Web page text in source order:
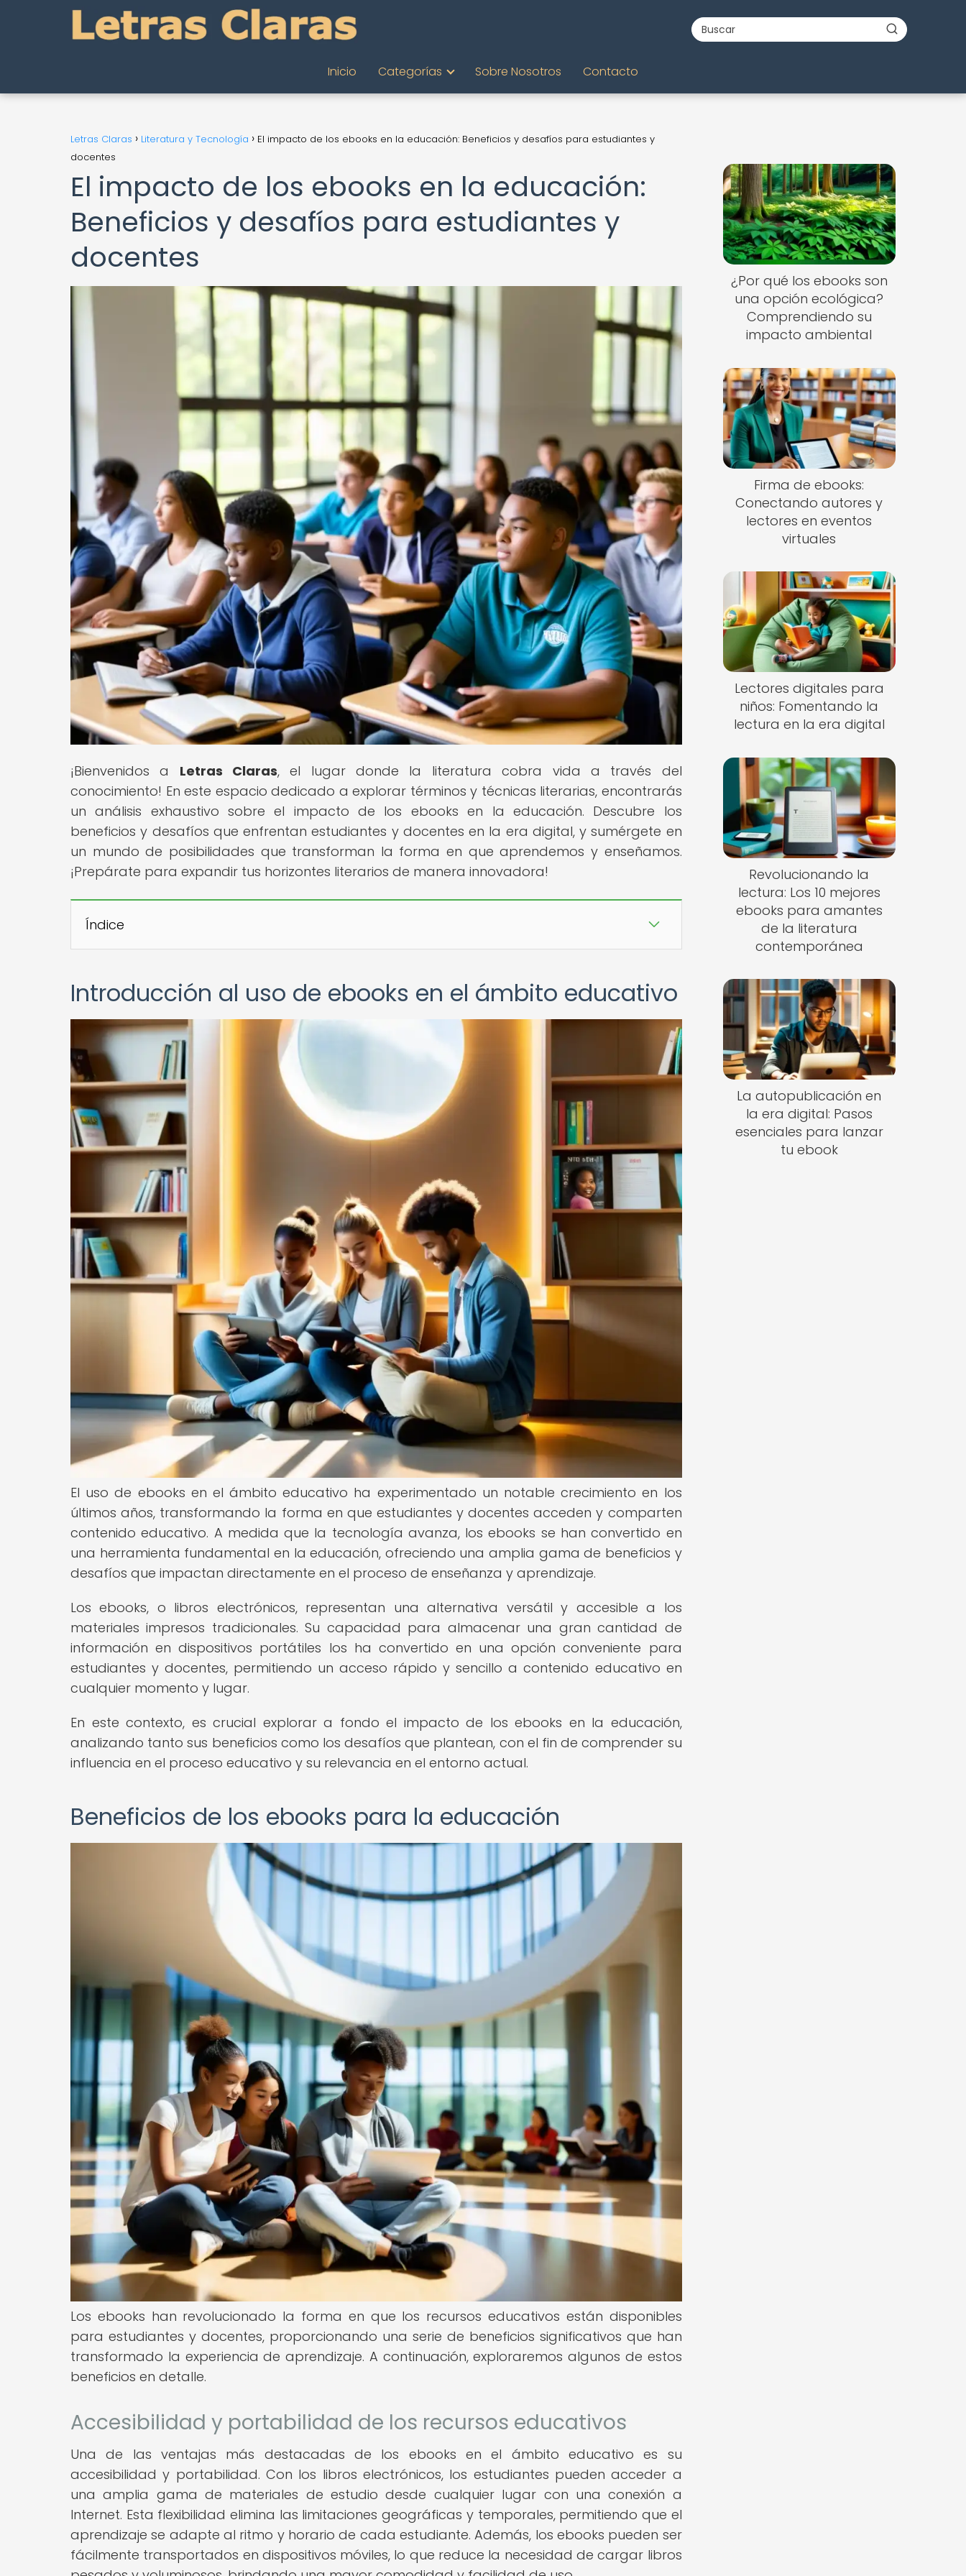
Inicio Categorías Sobre Nosotros Contacto
Letras Claras Literatura y Tecnología
El impacto de los ebooks en la educación: Beneficios y desafíos para estudiantes y
docentes
El impacto de los ebooks en la educación:
Beneficios y desafíos para estudiantes y
docentes
¡Bienvenidos a Letras Claras, el lugar donde la literatura cobra vida a través del
conocimiento! En este espacio dedicado a explorar términos y técnicas literarias, encontrarás
un análisis exhaustivo sobre el impacto de los ebooks en la educación. Descubre los
beneficios y desafíos que enfrentan estudiantes y docentes en la era digital, y sumérgete en
un mundo de posibilidades que transforman la forma en que aprendemos y enseñamos.
¡Prepárate para expandir tus horizontes literarios de manera innovadora!
Índice
Introducción al uso de ebooks en el ámbito educativo
El uso de ebooks en el ámbito educativo ha experimentado un notable crecimiento en los
últimos años, transformando la forma en que estudiantes y docentes acceden y comparten
contenido educativo. A medida que la tecnología avanza, los ebooks se han convertido en
una herramienta fundamental en la educación, ofreciendo una amplia gama de beneficios y
desafíos que impactan directamente en el proceso de enseñanza y aprendizaje.
Los ebooks, o libros electrónicos, representan una alternativa versátil y accesible a los
materiales impresos tradicionales. Su capacidad para almacenar una gran cantidad de
información en dispositivos portátiles los ha convertido en una opción conveniente para
estudiantes y docentes, permitiendo un acceso rápido y sencillo a contenido educativo en
cualquier momento y lugar.
En este contexto, es crucial explorar a fondo el impacto de los ebooks en la educación,
analizando tanto sus beneficios como los desafíos que plantean, con el fin de comprender su
influencia en el proceso educativo y su relevancia en el entorno actual.
Beneficios de los ebooks para la educación
Los ebooks han revolucionado la forma en que los recursos educativos están disponibles
para estudiantes y docentes, proporcionando una serie de beneficios significativos que han
transformado la experiencia de aprendizaje. A continuación, exploraremos algunos de estos
beneficios en detalle.
Accesibilidad y portabilidad de los recursos educativos
Una de las ventajas más destacadas de los ebooks en el ámbito educativo es su
accesibilidad y portabilidad. Con los libros electrónicos, los estudiantes pueden acceder a
una amplia gama de materiales de estudio desde cualquier lugar con una conexión a
Internet. Esta flexibilidad elimina las limitaciones geográficas y temporales, permitiendo que el
aprendizaje se adapte al ritmo y horario de cada estudiante. Además, los ebooks pueden ser
fácilmente transportados en dispositivos móviles, lo que reduce la necesidad de cargar libros
¿Por qué los ebooks son
una opción ecológica?
Comprendiendo su
impacto ambiental
Firma de ebooks:
Conectando autores y
lectores en eventos
virtuales
Lectores digitales para
niños: Fomentando la
lectura en la era digital
Revolucionando la
lectura: Los 10 mejores
ebooks para amantes
de la literatura
contemporánea
La autopublicación en
la era digital: Pasos
esenciales para lanzar
tu ebook